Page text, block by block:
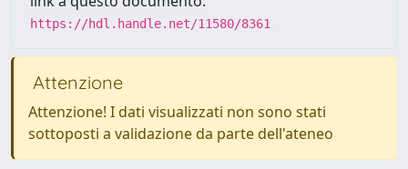
https://hdl.handle.net/11580/8361
Attenzione
Attenzione! I dati visualizzati non sono stati
sottoposti a validazione da parte dell'ateneo